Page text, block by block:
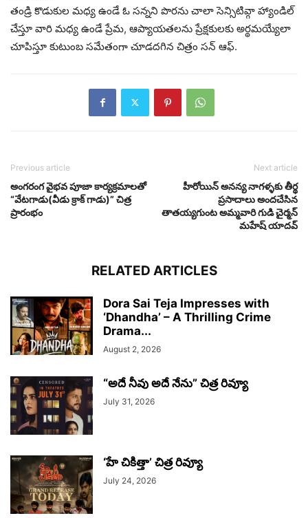
తండ్రి కొడుకుల మధ్య ఉండే ఓ సన్నని పొరను చాలా సెన్సిటివ్గా హ్యాండిల్
చేస్తూ వారి మధ్య ఉండే ప్రేమ, ఆప్యాయతలను ప్రేక్షకులకు అర్థమయ్యేలా
చూపిస్తూ కుటుంబ సమేతంగా చూడదగిన చిత్రం సన్ ఆఫ్.
Previous article
అంగరంగ వైభవ పూజా కార్యక్రమాలతో
“వేటగాడు(వీడు క్రాక్ గాడు)” చిత్ర
ప్రారంభం
Next article
హీరోయిన్ అనన్య నాగళ్ళకు తీర్థ
ప్రసాదాలు అందచేసిన
తాతయ్యగుంట అమ్మవారి గుడి చైర్మన్
మహేష్ యాదవ్
RELATED ARTICLES
Dora Sai Teja Impresses with
‘Dhandha’ – A Thrilling Crime
Drama...
August 2, 2026
“అదే నీవు అదే నేను” చిత్ర రివ్యూ
July 31, 2026
‘హే చికిత్తా’ చిత్ర రివ్యూ
July 24, 2026